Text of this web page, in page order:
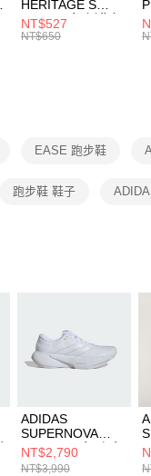
HERITAGE S
SMIT 男女 側背包
BA5871010
NT$527
NT$650
EASE 跑步鞋
跑步鞋 鞋子
ADIDAS
SUPERNOVA
RISE 3 W 女 跑步
鞋 JR7388
NT$2,790
NT$3,990